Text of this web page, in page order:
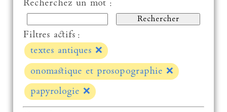
Recherchez un mot :
Filtres actifs :
textes antiques ❌
onomastique et prosopographie ❌
papyrologie ❌